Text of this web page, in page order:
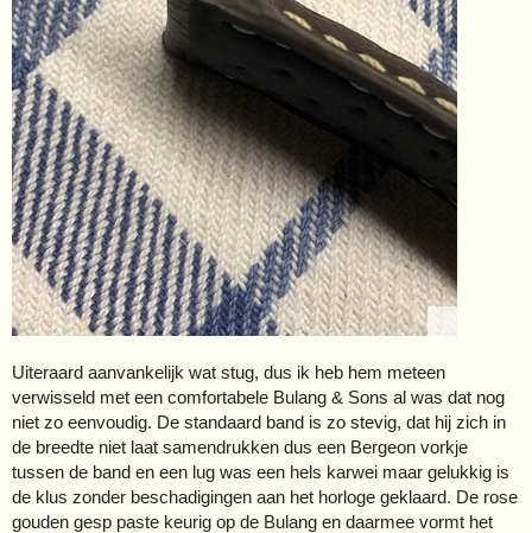
Uiteraard aanvankelijk wat stug, dus ik heb hem meteen
verwisseld met een comfortabele Bulang & Sons al was dat nog
niet zo eenvoudig. De standaard band is zo stevig, dat hij zich in
de breedte niet laat samendrukken dus een Bergeon vorkje
tussen de band en een lug was een hels karwei maar gelukkig is
de klus zonder beschadigingen aan het horloge geklaard. De rose
gouden gesp paste keurig op de Bulang en daarmee vormt het